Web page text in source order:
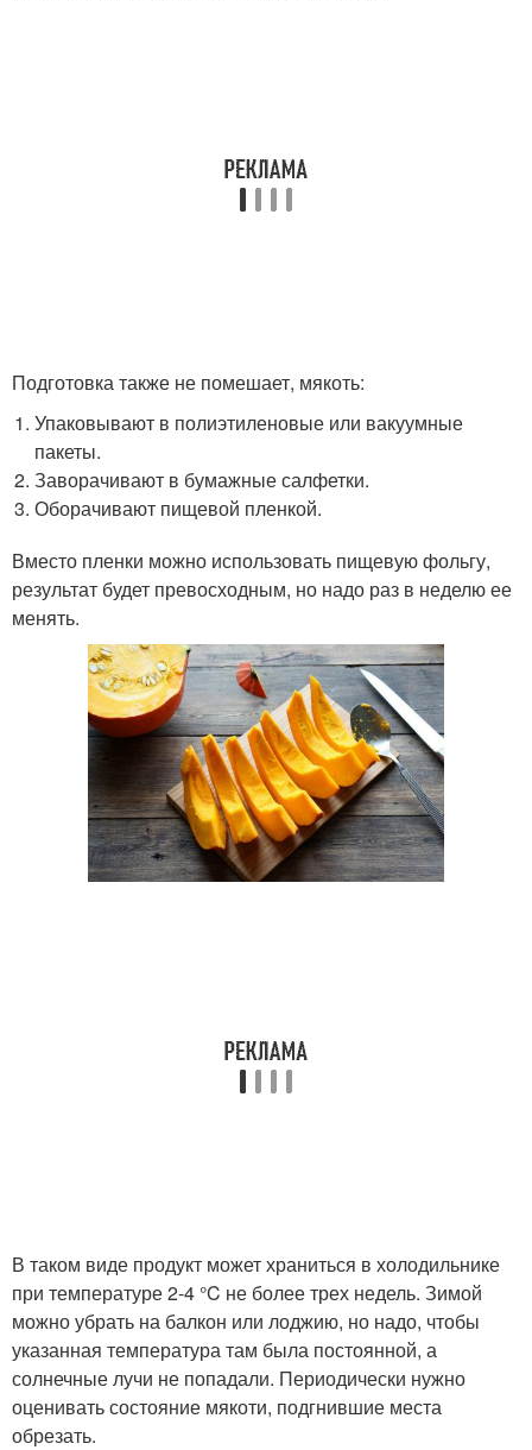
Подготовка также не помешает, мякоть:
Упаковывают в полиэтиленовые или вакуумные
пакеты.
Заворачивают в бумажные салфетки.
Оборачивают пищевой пленкой.
Вместо пленки можно использовать пищевую фольгу,
результат будет превосходным, но надо раз в неделю ее
менять.
В таком виде продукт может храниться в холодильнике
при температуре 2-4 °C не более трех недель. Зимой
можно убрать на балкон или лоджию, но надо, чтобы
указанная температура там была постоянной, а
солнечные лучи не попадали. Периодически нужно
оценивать состояние мякоти, подгнившие места
обрезать.